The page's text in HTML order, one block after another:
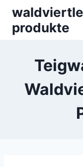
content
produkte